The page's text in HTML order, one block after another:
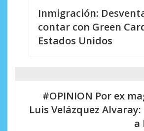
Inmigración:
contar con Green
Estados Unidos
#OPINION Por ex
Luis Velázquez
a